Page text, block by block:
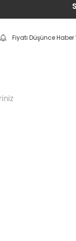
Fiyatı Düşünce Haber